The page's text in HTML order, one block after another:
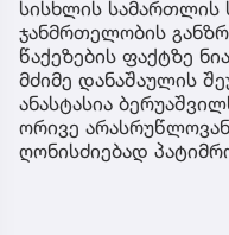
სისხლის სამართლის
ჯანმრთელობის
წაქეზების ფაქტზე
მძიმე დანაშაულის
ანასტასია
ორივე
ღონისძიებად